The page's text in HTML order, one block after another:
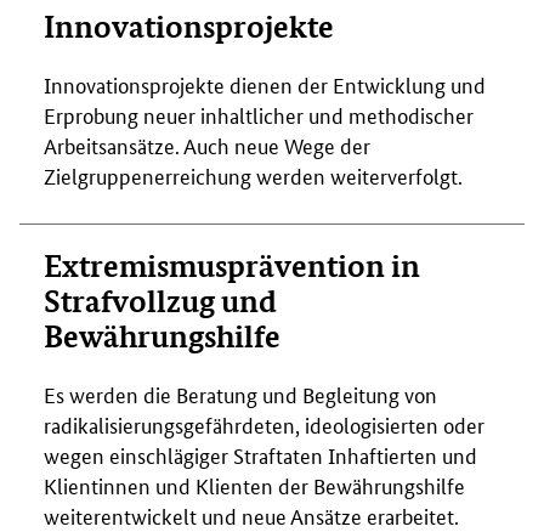
Innovationsprojekte
Innovationsprojekte dienen der Entwicklung und
Erprobung neuer inhaltlicher und methodischer
Arbeitsansätze. Auch neue Wege der
Zielgruppenerreichung werden weiterverfolgt.
Extremismusprävention in
Strafvollzug und
Bewährungshilfe
Es werden die Beratung und Begleitung von
radikalisierungsgefährdeten, ideologisierten oder
wegen einschlägiger Straftaten Inhaftierten und
Klientinnen und Klienten der Bewährungshilfe
weiterentwickelt und neue Ansätze erarbeitet.